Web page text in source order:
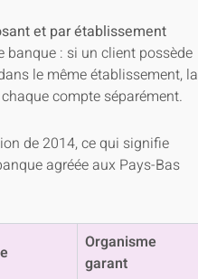
et par établissement
banque : si un client possède
le même établissement, la
compte séparément.
de 2014, ce qui signifie
agréée aux Pays-Bas
Organisme
garant